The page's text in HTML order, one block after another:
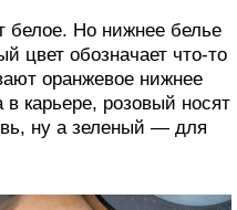
белое. Но нижнее белье
цвет обозначает что-то
оранжевое нижнее
карьере, розовый носят
ну а зеленый — для